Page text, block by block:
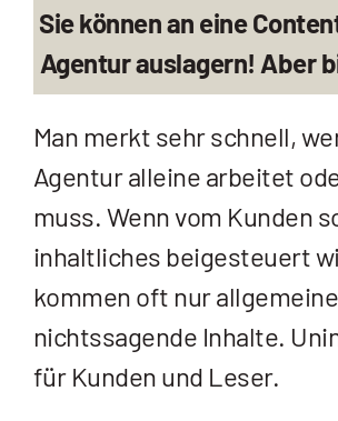
Sie können an eine
Agentur auslagern! Aber
Man merkt sehr schnell,
Agentur alleine arbeitet
muss. Wenn vom Kunden
inhaltliches beigesteuert
kommen oft nur
nichtssagende Inhalte.
für Kunden und Leser.